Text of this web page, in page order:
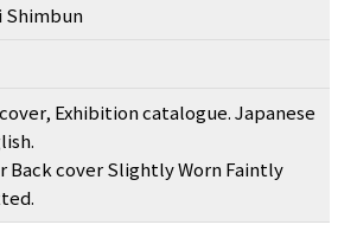
Shimbun
Exhibition catalogue. Japanese
Back cover Slightly Worn Faintly